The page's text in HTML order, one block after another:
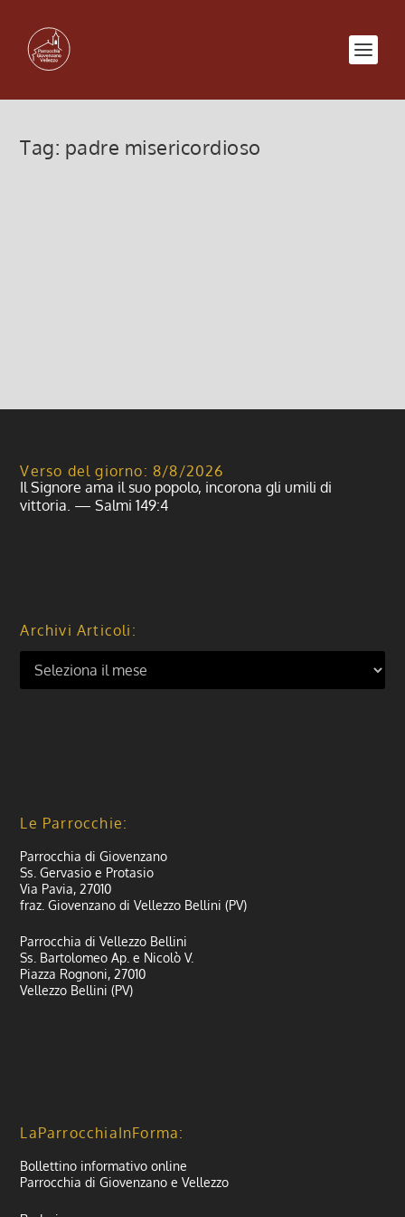
Tag: padre misericordioso
Verso del giorno: 8/8/2026
Il Signore ama il suo popolo, incorona gli umili di
vittoria. — Salmi 149:4
Archivi Articoli:
Le Parrocchie:
Parrocchia di Giovenzano
Ss. Gervasio e Protasio
Via Pavia, 27010
fraz. Giovenzano di Vellezzo Bellini (PV)
Parrocchia di Vellezzo Bellini
Ss. Bartolomeo Ap. e Nicolò V.
Piazza Rognoni, 27010
Vellezzo Bellini (PV)
LaParrocchiaInForma:
Bollettino informativo online
Parrocchia di Giovenzano e Vellezzo